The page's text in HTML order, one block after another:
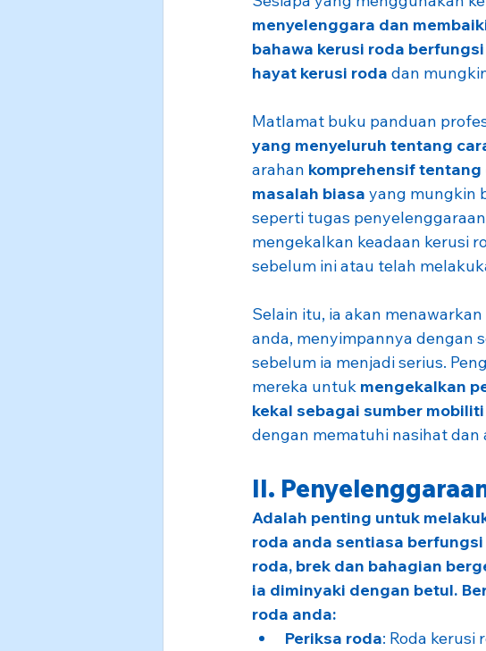
menyelenggara dan
bahawa kerusi roda
hayat kerusi roda dan
Matlamat buku panduan
yang menyeluruh tentang
arahan komprehensif tentang
masalah biasa yang mungkin
seperti tugas
mengekalkan keadaan kerusi
sebelum ini atau telah
Selain itu, ia akan
anda, menyimpannya dengan
sebelum ia menjadi serius.
mereka untuk mengekalkan
kekal sebagai sumber
dengan mematuhi nasihat
II.
Adalah penting untuk
roda anda sentiasa
roda, brek dan bahagian
ia diminyaki dengan betul.
roda anda:
Periksa roda: Roda kerusi